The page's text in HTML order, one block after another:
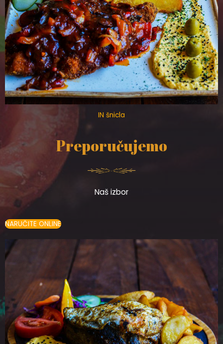
IN šnicla
Preporučujemo
Naš izbor
NARUČITE ONLINE